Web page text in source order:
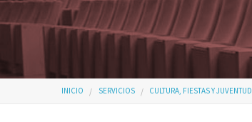
Usted está aquí
INICIO SERVICIOS CULTURA, FIESTAS Y JUVENTUD